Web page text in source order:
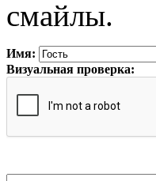
смайлы.
Имя:
Визуальная проверка: